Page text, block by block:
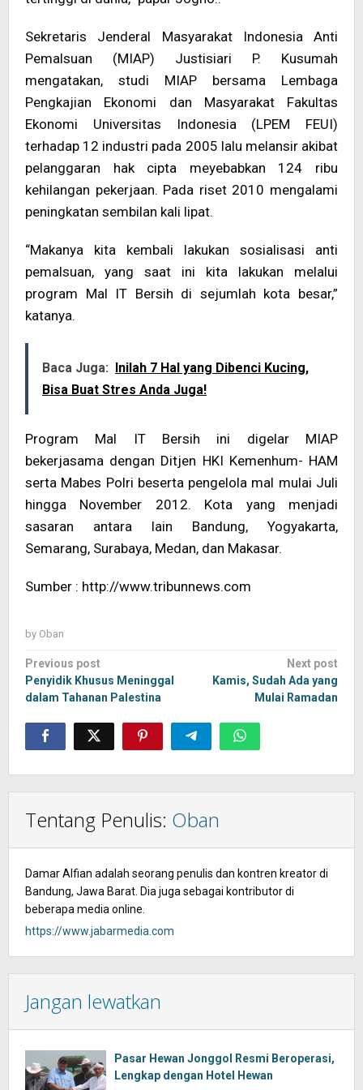
Sekretaris Jenderal Masyarakat Indonesia Anti
Pemalsuan (MIAP) Justisiari P. Kusumah
mengatakan, studi MIAP bersama Lembaga
Pengkajian Ekonomi dan Masyarakat Fakultas
Ekonomi Universitas Indonesia (LPEM FEUI)
terhadap 12 industri pada 2005 lalu melansir akibat
pelanggaran hak cipta meyebabkan 124 ribu
kehilangan pekerjaan. Pada riset 2010 mengalami
peningkatan sembilan kali lipat.
“Makanya kita kembali lakukan sosialisasi anti
pemalsuan, yang saat ini kita lakukan melalui
program Mal IT Bersih di sejumlah kota besar,”
katanya.
Baca Juga: Inilah 7 Hal yang Dibenci Kucing,
Bisa Buat Stres Anda Juga!
Program Mal IT Bersih ini digelar MIAP
bekerjasama dengan Ditjen HKI Kemenhum- HAM
serta Mabes Polri beserta pengelola mal mulai Juli
hingga November 2012. Kota yang menjadi
sasaran antara lain Bandung, Yogyakarta,
Semarang, Surabaya, Medan, dan Makasar.
Sumber : http://www.tribunnews.com
by Oban
Post
navigation
Previous post
Penyidik ​​Khusus Meninggal
dalam Tahanan Palestina
Next post
Kamis, Sudah Ada yang
Mulai Ramadan
Tentang Penulis: Oban
Damar Alfian adalah seorang penulis dan kontren kreator di
Bandung, Jawa Barat. Dia juga sebagai kontributor di
beberapa media online.
https://www.jabarmedia.com
Jangan lewatkan
Pasar Hewan Jonggol Resmi Beroperasi,
Lengkap dengan Hotel Hewan